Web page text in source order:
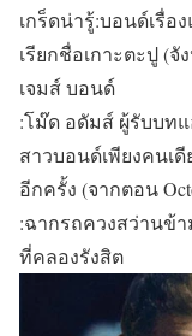
เกร็ดน่ารู้:บอนด์เรื่อ
เรียกชื่อเกาะตะปู (จั
เจมส์ บอนด์
:โม๊ด อดัมส์ ผู้รับบทแ
สาวบอนด์เพียงคนเ
อีกครั้ง (จากตอน
:ฉากรถควงสว่านข้
ที่คลองรังสิต